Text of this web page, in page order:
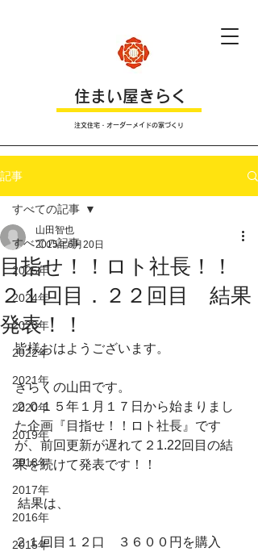
​住まい屋きらく
注文住宅・オーダーメイドの家づくり
記事
すべての記事
2025年
2024年
2023年
2022年
2021年
2020年
2019年
2018年
2017年
2016年
2015年
すべての記事
目指せ！！ロト社長！！
２１回目．２２回目 結果
発表！！
山田智也
2015年6月20日
皆様おはようございます。
きらくの山田です。
２０１５年１月１７日から始まりまし
た企画『目指せ！！ロト社長』です
が、前回更新が遅れて２1.22回目の結
果を続けて発表です！！
結果は、
２１回目１２口　３６００円を購入